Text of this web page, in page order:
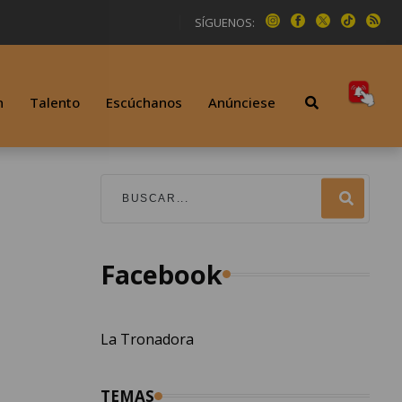
SÍGUENOS:
Talento Escúchanos Anúnciese
Facebook
La Tronadora
TEMAS